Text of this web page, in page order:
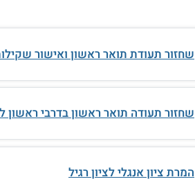
שחזור תעודת תואר ראשון ואישור
שחזור תעודה תואר ראשון בדרבי ראשון
המרת ציון אנגלי לציון רגיל